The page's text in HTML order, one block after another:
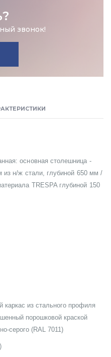
звонок!
основная столешница -
из н/ж стали, глубиной 650 мм /
TRESPA глубиной 150
каркас из стального профиля
порошковой краской
серого (RAL 7011)